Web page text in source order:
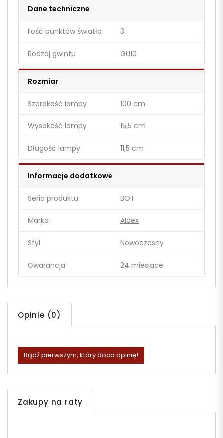
Dane techniczne
Ilość punktów światła 3
Rodzaj gwintu GU10
Rozmiar
Szerokość lampy 100 cm
Wysokość lampy 15,5 cm
Długość lampy 11,5 cm
Informacje dodatkowe
Seria produktu BOT
Marka Aldex
Styl Nowoczesny
Gwarancja 24 miesiące
Opinie (0)
Bądź pierwszym, który doda opinię!
Zakupy na raty